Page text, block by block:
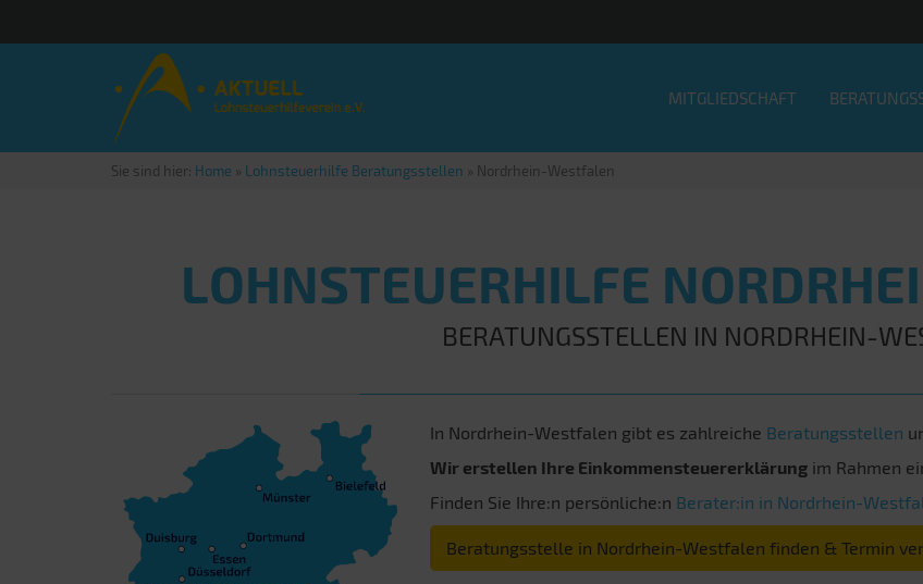
MITGLIEDSCHAFT
Sie sind hier: Home » Lohnsteuerhilfe Beratungsstellen » Nordrhein-Westfalen
LOHNSTEUERHILFE
BERATUNGSSTELLEN IN NORDRHEIN-
In Nordrhein-Westfalen gibt es zahlreiche Beratungsstellen
Wir erstellen Ihre Einkommensteuererklärungim Rahmen
Finden Sie Ihre:n persönliche:n Berater:in in Nordrhein-
Beratungsstelle in Nordrhein-Westfalen finden & Termin